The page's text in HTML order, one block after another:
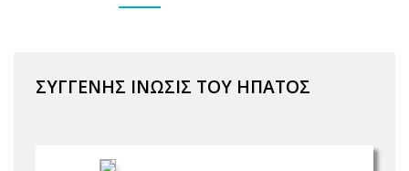
ΣΥΓΓΕΝΗΣ ΙΝΩΣΙΣ ΤΟΥ ΗΠΑΤΟΣ